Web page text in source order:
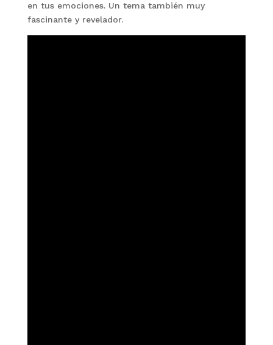
en tus emociones. Un tema también muy
fascinante y revelador.